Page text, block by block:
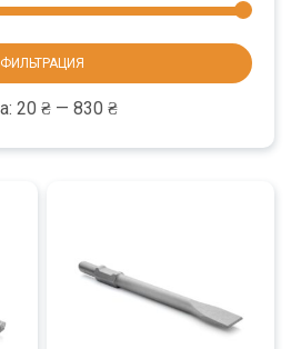
ФИЛЬТРАЦИЯ
20 ₴ — 830 ₴